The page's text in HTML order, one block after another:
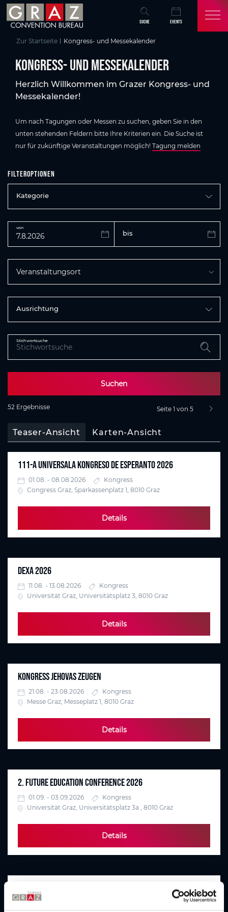
Zum Hauptinhalt springen
Zum Inhaltsverzeichnis springen
Zur Hauptnavigation springen
Übersicht aller Inhalte
Kongress- und Messekalender
SUCHE EVENTS
Zur Startseite Kongress- und Messekalender
Kongress- und Messekalender
Herzlich Willkommen im Grazer Kongress- und
Messekalender!
Um nach Tagungen oder Messen zu suchen, geben Sie in den
unten stehenden Feldern bitte Ihre Kriterien ein. Die Suche ist
nur für zukünftige Veranstaltungen möglich! Tagung melden
Filteroptionen
Kategorie
von
bis
Veranstaltungsort
Ausrichtung
Stichwortsuche
Suchen
52 Ergebnisse Seite 1 von 5
Teaser-Ansicht Karten-Ansicht
111-A UNIVERSALA KONGRESO DE ESPERANTO 2026
01.08. - 08.08.2026
Kongress
Congress Graz, Sparkassenplatz 1, 8010 Graz
Details
DEXA 2026
11.08. - 13.08.2026
Kongress
Universität Graz, Universitätsplatz 3, 8010 Graz
Details
KONGRESS JEHOVAS ZEUGEN
21.08. - 23.08.2026
Kongress
Messe Graz, Messeplatz 1, 8010 Graz
Details
2. FUTURE EDUCATION CONFERENCE 2026
01.09. - 03.09.2026
Kongress
Universität Graz, Universitätsplatz 3a , 8010 Graz
Details
03.09. - 04.09.2026